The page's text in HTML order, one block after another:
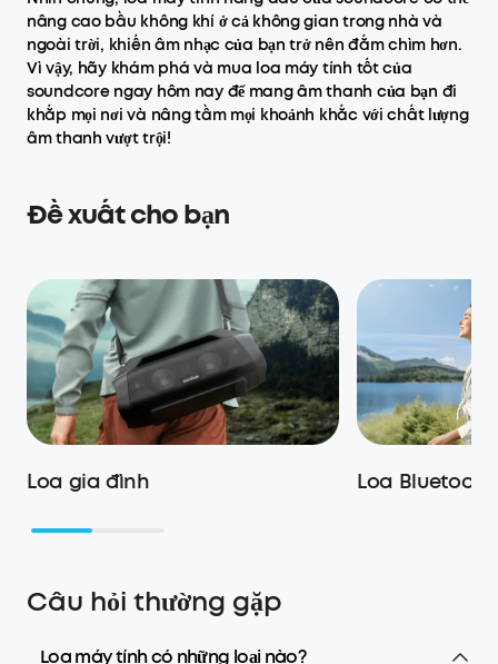
nâng cao bầu không khí ở cả không gian trong nhà và
ngoài trời, khiến âm nhạc của bạn trở nên đắm chìm hơn.
Vì vậy, hãy khám phá và mua loa máy tính tốt của
soundcore ngay hôm nay để mang âm thanh của bạn đi
khắp mọi nơi và nâng tầm mọi khoảnh khắc với chất lượng
âm thanh vượt trội!
Đề xuất cho bạn
Loa gia đình Loa
Câu hỏi thường gặp
Loa máy tính có những loại nào?